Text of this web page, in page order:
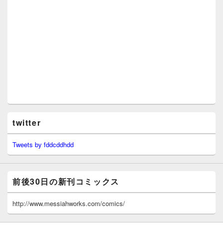
twitter
Tweets by fddcddhdd
前後30日の新刊コミックス
http://www.messiahworks.com/comics/